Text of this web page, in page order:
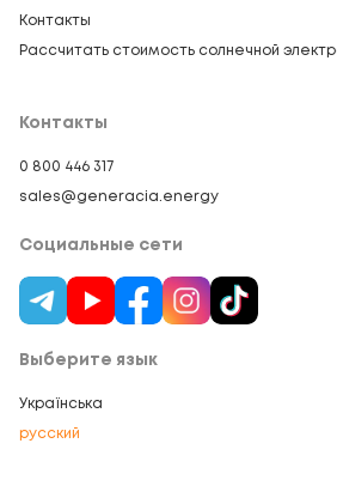
Контакты
Рассчитать стоимость солнечной
Контакты
0 800 446 317
sales@generacia.energy
Социальные сети
Выберите язык
Українська
русский